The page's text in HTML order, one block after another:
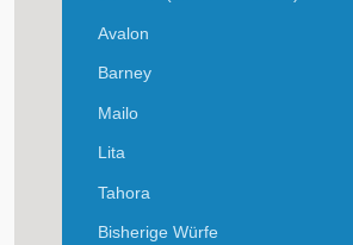
Avalon
Barney
Mailo
Lita
Tahora
Bisherige Würfe